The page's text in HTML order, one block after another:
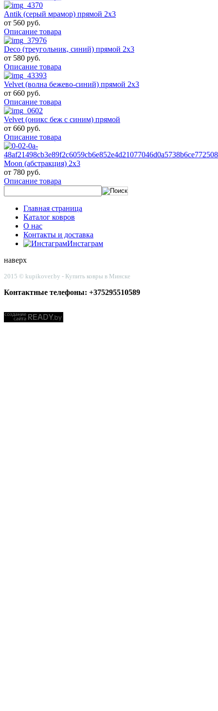
Antik (серый мрамор) прямой 2х3
от 560 руб.
Описание товара
Deco (треугольник, синий) прямой 2х3
от 580 руб.
Описание товара
Velvet (волна бежево-синий) прямой 2х3
от 660 руб.
Описание товара
Velvet (оникс беж с синим) прямой
от 660 руб.
Описание товара
Moon (абстракция) 2х3
от 780 руб.
Описание товара
Главная страница
Каталог ковров
О нас
Контакты и доставка
Инстаграм
наверх
2015 © kupikover.by - Купить ковры в Минске
Контактные телефоны: +375295510589